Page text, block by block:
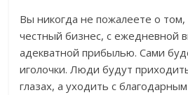
Вы никогда не пожалеете о том,
честный бизнес, с ежедневной
адекватной прибылью. Сами
иголочки. Люди будут
глазах, а уходить с